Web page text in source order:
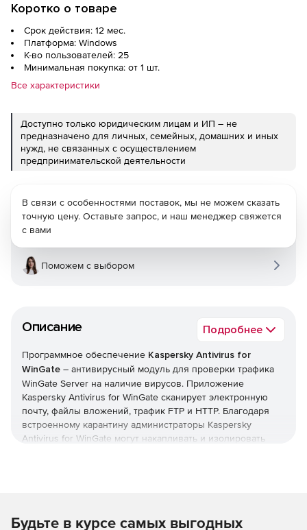
Коротко о товаре
Срок действия: 12 мес.
Платформа: Windows
К-во пользователей: 25
Минимальная покупка: от 1 шт.
Все характеристики
Доступно только юридическим лицам и ИП – не
предназначено для личных, семейных, домашних и иных
нужд, не связанных с осуществлением
предпринимательской деятельности
Описание Подробнее
Программное обеспечение Kaspersky Antivirus for
WinGate – антивирусный модуль для проверки трафика
WinGate Server на наличие вирусов. Приложение
Kaspersky Antivirus for WinGate сканирует электронную
почту, файлы вложений, трафик FTP и HTTP. Благодаря
встроенному карантину администраторы Kaspersky
Antivirus for WinGate могут накапливать и изолировать
простым в управлении решением по защите всей
В связи с особенностями поставок, мы не можем сказать
точную цену. Оставьте запрос, и наш менеджер свяжется
с вами
Поможем с выбором
Будьте в курсе самых выгодных